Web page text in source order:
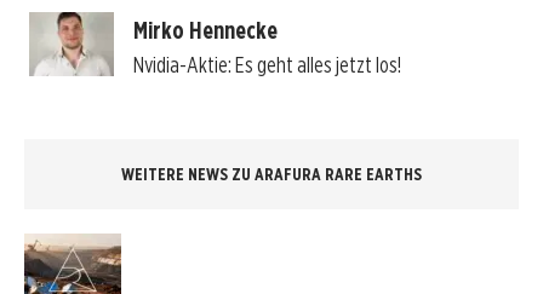
Mirko Hennecke
Nvidia-Aktie: Es geht alles jetzt los!
WEITERE NEWS ZU ARAFURA RARE EARTHS